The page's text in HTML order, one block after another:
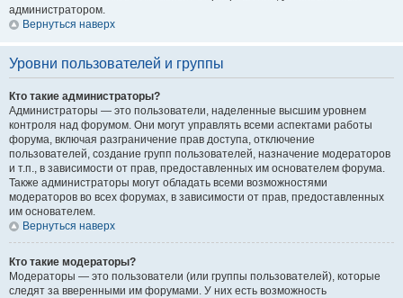
администратором.
Вернуться наверх
Уровни пользователей и группы
Кто такие администраторы?
Администраторы — это пользователи, наделенные высшим уровнем
контроля над форумом. Они могут управлять всеми аспектами работы
форума, включая разграничение прав доступа, отключение
пользователей, создание групп пользователей, назначение модераторов
и т.п., в зависимости от прав, предоставленных им основателем форума.
Также администраторы могут обладать всеми возможностями
модераторов во всех форумах, в зависимости от прав, предоставленных
им основателем.
Вернуться наверх
Кто такие модераторы?
Модераторы — это пользователи (или группы пользователей), которые
следят за вверенными им форумами. У них есть возможность